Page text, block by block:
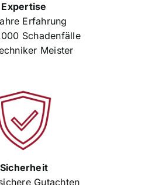
Expertise
Erfahrung
Schadenfälle
Meister
Sicherheit
Gutachten